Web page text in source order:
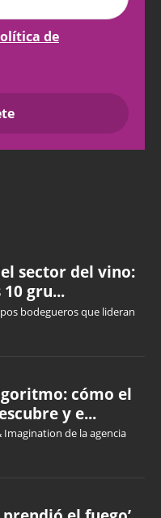
de
sector del vino:
gru...
bodegueros que lideran
cómo el
y e...
de la agencia